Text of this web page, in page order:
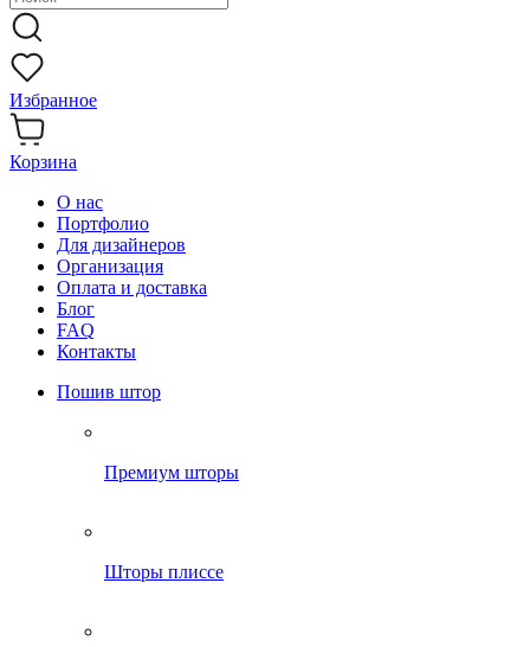
Избранное
Корзина
О нас
Портфолио
Для дизайнеров
Организация
Оплата и доставка
Блог
FAQ
Контакты
Пошив штор
Премиум шторы
Шторы плиссе